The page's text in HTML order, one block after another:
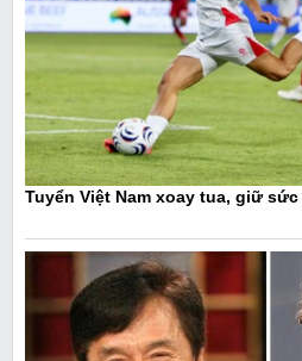
Tuyển Việt Nam xoay tua, giữ